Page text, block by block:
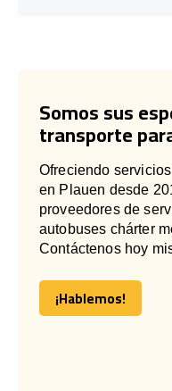
Somos sus
transporte
Ofreciendo
en Plauen desde
proveedores de
autobuses chárter
Contáctenos hoy
¡Hablemos!
¡Hablemos!